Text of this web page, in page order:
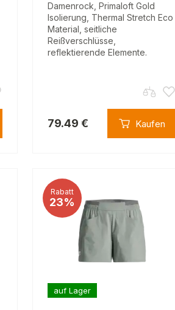
Damenrock, Primaloft Gold
Isolierung, Thermal Stretch Eco
Material, seitliche
Reißverschlüsse,
reflektierende Elemente.
79.49 € Kaufen
Rabatt
23%
auf Lager